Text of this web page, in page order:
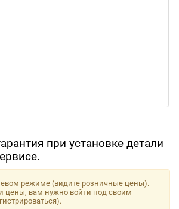
при установке детали
режиме (видите розничные цены).
цены, вам нужно войти под своим